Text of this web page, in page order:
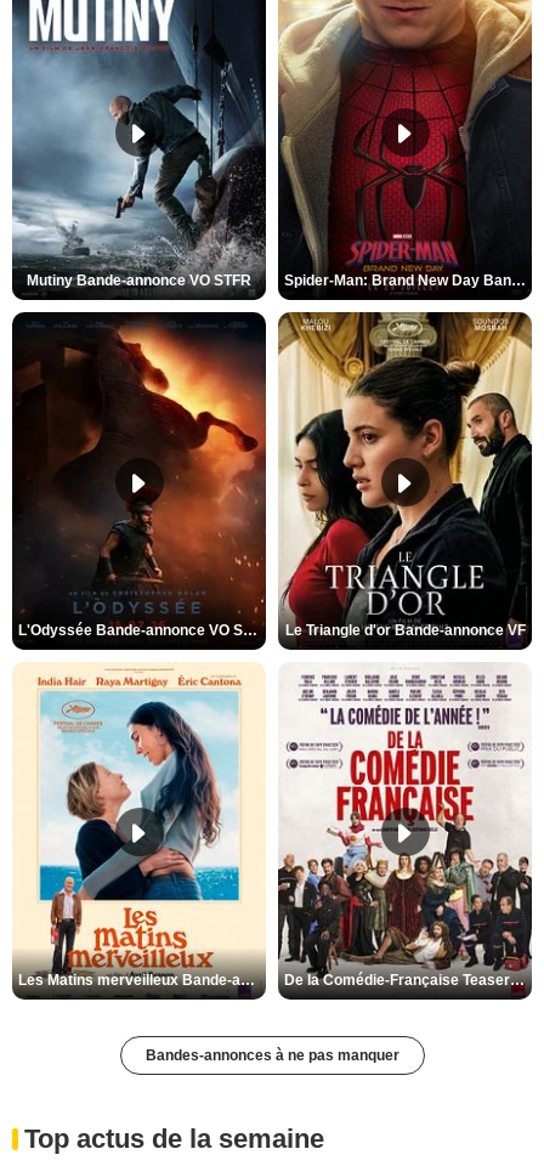
Mutiny Bande-annonce VO STFR Spider-Man: Brand New Day Bande-annonce VO STFR
L'Odyssée Bande-annonce VO STFR Le Triangle d'or Bande-annonce VF
Les Matins merveilleux Bande-annonce VF De la Comédie-Française Teaser VF
Bandes-annonces à ne pas manquer
Top actus de la semaine